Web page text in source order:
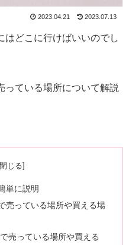
2023.04.21 2023.07.13
はどこに行けばいいのでし
っている場所について解説
単に説明
売っている場所や買える場
売っている場所や買える